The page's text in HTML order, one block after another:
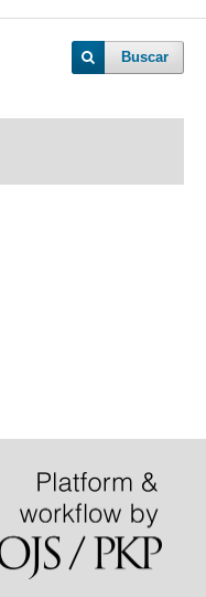
Buscar